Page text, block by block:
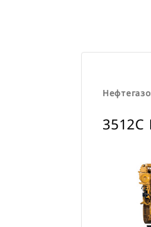
3512C